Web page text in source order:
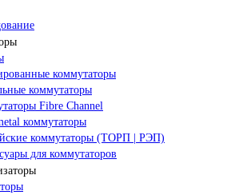
коммутаторы
коммутаторы
Fibre Channel
коммутаторы
коммутаторы (ТОРП | РЭП)
для коммутаторов